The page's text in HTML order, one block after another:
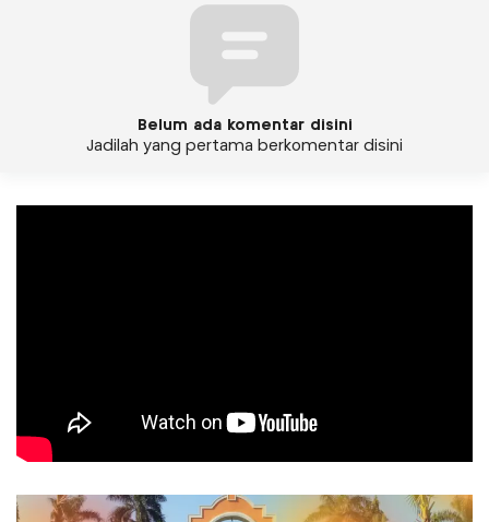
Belum ada komentar disini
Jadilah yang pertama berkomentar disini